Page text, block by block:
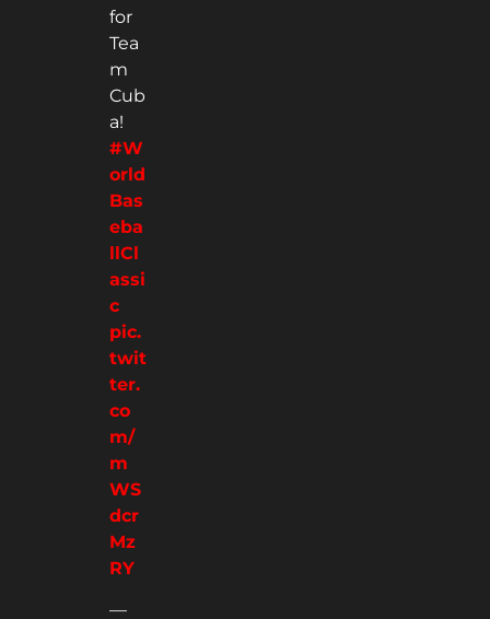
for
Tea
m
Cub
a!
#W
orld
Bas
eba
llCl
assi
c
pic.
twit
ter.
co
m/
m
WS
dcr
Mz
RY
—